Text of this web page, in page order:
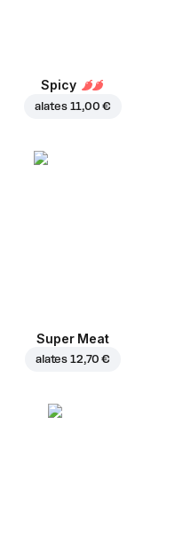
Spicy
alates 11,00 €
Super Meat
alates 12,70 €